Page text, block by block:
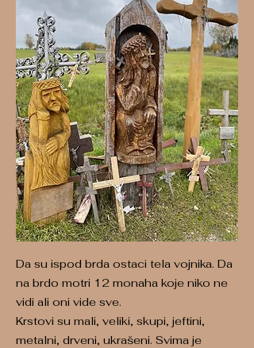
Da su ispod brda ostaci tela vojnika. Da
na brdo motri 12 monaha koje niko ne
vidi ali oni vide sve.
Krstovi su mali, veliki, skupi, jeftini,
metalni, drveni, ukrašeni. Svima je